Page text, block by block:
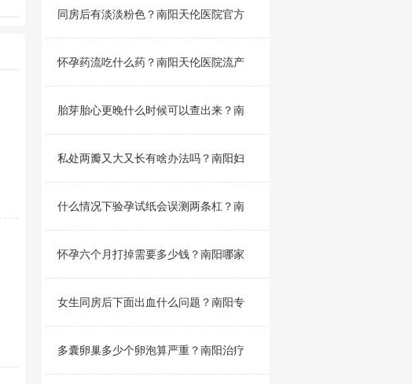
同房后有淡淡粉色？南阳天伦医院官方
怀孕药流吃什么药？南阳天伦医院流产
胎芽胎心更晚什么时候可以查出来？南
私处两瓣又大又长有啥办法吗？南阳妇
什么情况下验孕试纸会误测两条杠？南
怀孕六个月打掉需要多少钱？南阳哪家
女生同房后下面出血什么问题？南阳专
多囊卵巢多少个卵泡算严重？南阳治疗